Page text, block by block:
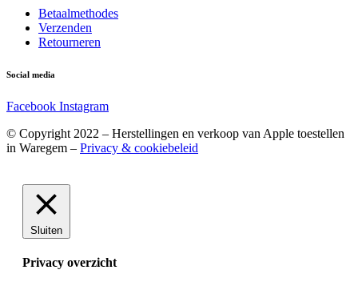
Betaalmethodes
Verzenden
Retourneren
Social media
Facebook Instagram
© Copyright 2022 – Herstellingen en verkoop van Apple toestellen
in Waregem – Privacy & cookiebeleid
Sluiten
Privacy overzicht